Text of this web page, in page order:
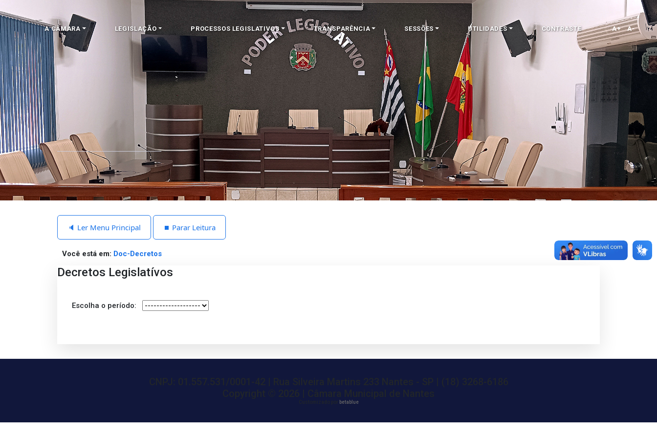
A CÂMARA LEGISLAÇÃO PROCESSOS LEGISLATIVOS TRANSPARÊNCIA SESSÕES UTILIDADES CONTRASTE A+ A-
🔈 Ler Menu Principal ⏹️ Parar Leitura
Você está em: Doc-Decretos
Decretos Legislatívos
Escolha o período:
betablue